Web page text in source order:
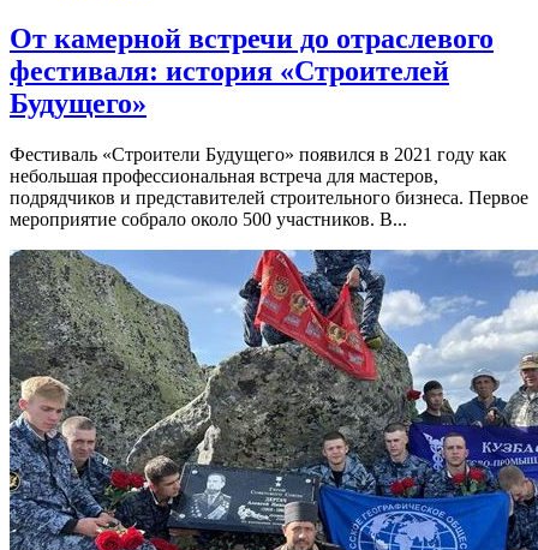
От камерной встречи до отраслевого
фестиваля: история «Строителей
Будущего»
Фестиваль «Строители Будущего» появился в 2021 году как
небольшая профессиональная встреча для мастеров,
подрядчиков и представителей строительного бизнеса. Первое
мероприятие собрало около 500 участников. В...